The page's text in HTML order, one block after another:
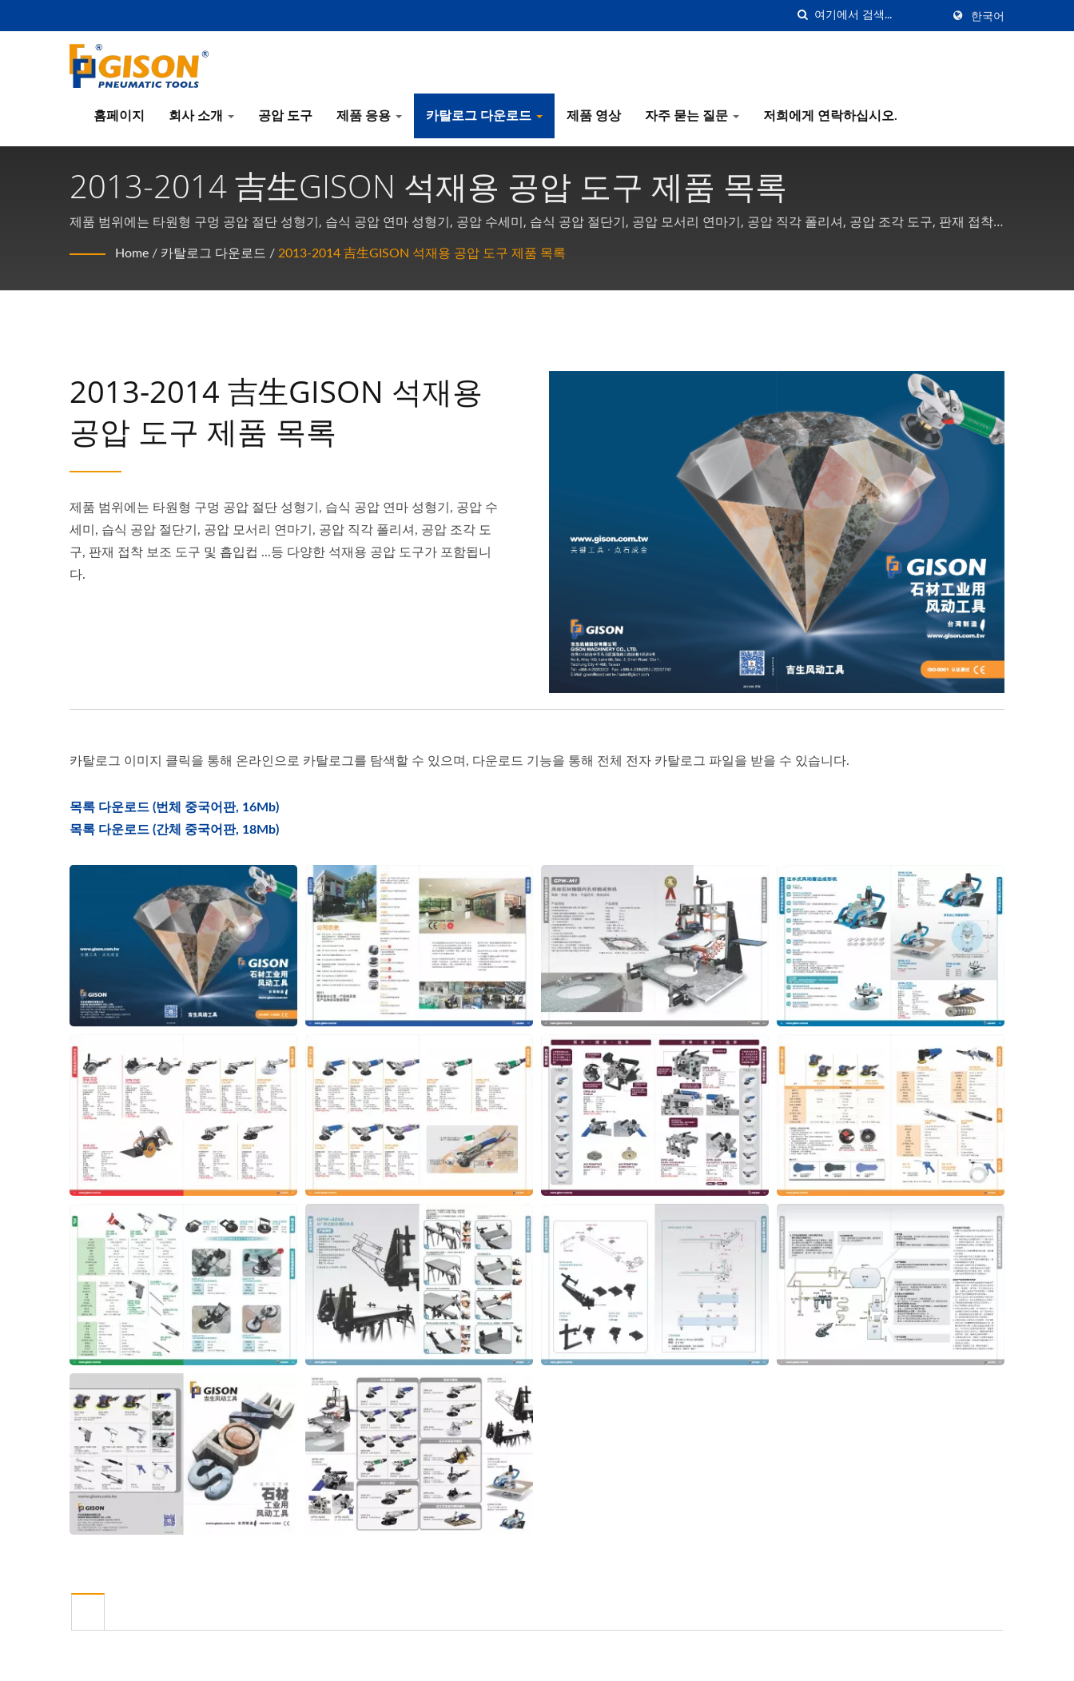
한국어
홈페이지 회사 소개 공압 도구 제품 응용 카탈로그 다운로드 제품 영상 자주 묻는 질문 저희에게 연락하십시오.
2013-2014 吉生GISON 석재용 공압 도구 제품 목록
제품 범위에는 타원형 구멍 공압 절단 성형기, 습식 공압 연마 성형기, 공압 수세미, 습식 공압 절단기, 공압 모서리 연마기, 공압 직각 폴리셔, 공압 조각 도구, 판재 접착
보조 도구 및 흡입컵 ...등 다양한 석재용 공압 도구가 포함됩니다.
Home / 카탈로그 다운로드 / 2013-2014 吉生GISON 석재용 공압 도구 제품 목록
2013-2014 吉生GISON 석재용
공압 도구 제품 목록
제품 범위에는 타원형 구멍 공압 절단 성형기, 습식 공압 연마 성형기, 공압 수
세미, 습식 공압 절단기, 공압 모서리 연마기, 공압 직각 폴리셔, 공압 조각 도
구, 판재 접착 보조 도구 및 흡입컵 ...등 다양한 석재용 공압 도구가 포함됩니
다.
카탈로그 이미지 클릭을 통해 온라인으로 카탈로그를 탐색할 수 있으며, 다운로드 기능을 통해 전체 전자 카탈로그 파일을 받을 수 있습니다.
목록 다운로드 (번체 중국어판, 16Mb)
목록 다운로드 (간체 중국어판, 18Mb)